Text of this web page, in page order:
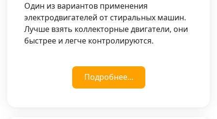
Один из вариантов применения
электродвигателей от стиральных машин.
Лучше взять коллекторные двигатели, они
быстрее и легче контролируются.
Подробнее...